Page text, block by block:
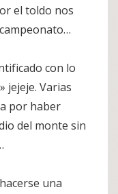
el toldo nos
con lo
jejeje. Varias
por haber
del monte sin
una